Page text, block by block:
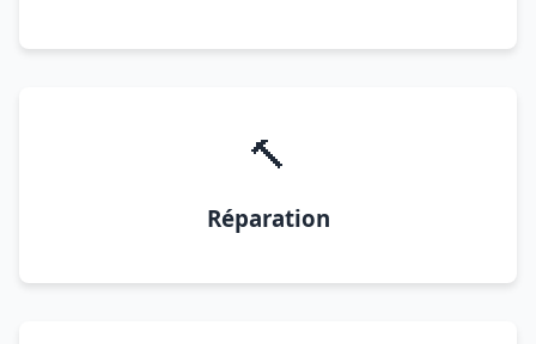
🔨
Réparation